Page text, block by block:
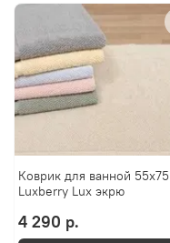
Коврик для ванной 55х75
Luxberry Lux экрю
4 290 р.